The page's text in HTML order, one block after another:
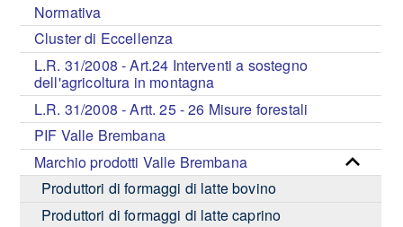
Normativa
Cluster di Eccellenza
L.R. 31/2008 - Art.24 Interventi a sostegno
dell'agricoltura in montagna
L.R. 31/2008 - Artt. 25 - 26 Misure forestali
PIF Valle Brembana
Marchio prodotti Valle Brembana
Produttori di formaggi di latte bovino
Produttori di formaggi di latte caprino